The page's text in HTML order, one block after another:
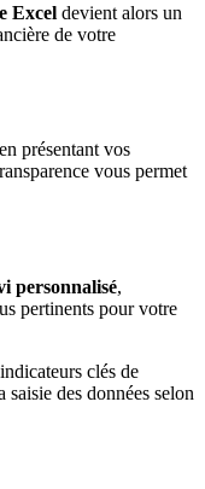
Excel devient alors un
de votre
présentant vos
vous permet
personnalisé,
pertinents pour votre
clés de
des données selon